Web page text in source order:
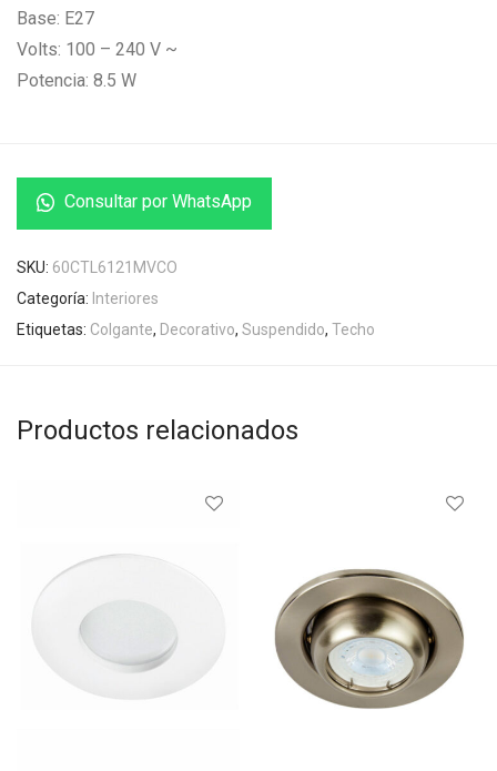
Base: E27
Volts: 100 – 240 V ~
Potencia: 8.5 W
Consultar por WhatsApp
SKU: 60CTL6121MVCO
Categoría: Interiores
Etiquetas: Colgante, Decorativo, Suspendido, Techo
Productos relacionados